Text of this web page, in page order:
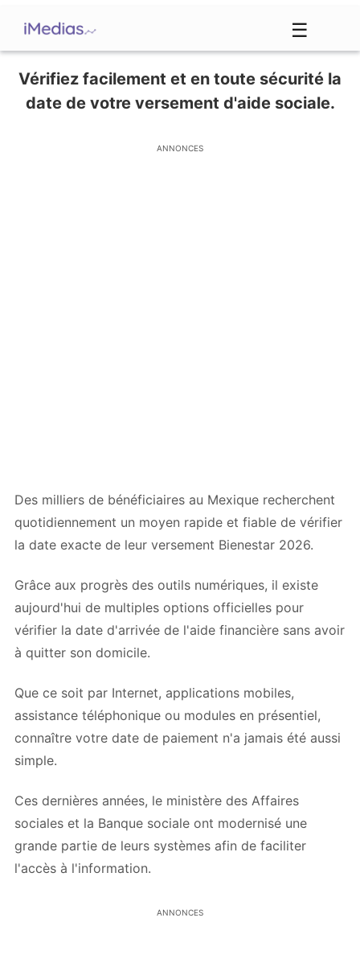
☰
Vérifiez facilement et en toute sécurité la
date de votre versement d'aide sociale.
ANNONCES
Des milliers de bénéficiaires au Mexique recherchent
quotidiennement un moyen rapide et fiable de vérifier
la date exacte de leur versement Bienestar 2026.
Grâce aux progrès des outils numériques, il existe
aujourd'hui de multiples options officielles pour
vérifier la date d'arrivée de l'aide financière sans avoir
à quitter son domicile.
Que ce soit par Internet, applications mobiles,
assistance téléphonique ou modules en présentiel,
connaître votre date de paiement n'a jamais été aussi
simple.
Ces dernières années, le ministère des Affaires
sociales et la Banque sociale ont modernisé une
grande partie de leurs systèmes afin de faciliter
l'accès à l'information.
ANNONCES